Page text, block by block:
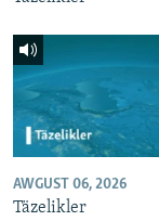
AWGUST 06, 2026
Täzelikler